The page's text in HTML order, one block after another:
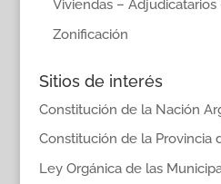
Viviendas – Adjudicatarios
Zonificación
Sitios de interés
Constitución de la Nación
Constitución de la Provincia
Ley Orgánica de las